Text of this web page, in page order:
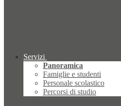
Servizi
Panoramica
Famiglie e studenti
Personale scolastico
Percorsi di studio